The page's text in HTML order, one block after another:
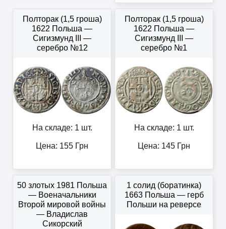
Полторак (1,5 гроша)
1622 Польша —
Сигизмунд III —
серебро №12
На складе: 1 шт.
Цена: 155 Грн
Полторак (1,5 гроша)
1622 Польша —
Сигизмунд III —
серебро №1
На складе: 1 шт.
Цена: 145 Грн
50 злотых 1981 Польша
— Военачальники
Второй мировой войны
— Владислав
Сикорский
1 солид (боратинка)
1663 Польша — герб
Польши на реверсе